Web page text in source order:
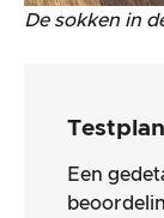
De sokken in
Testplan
Een